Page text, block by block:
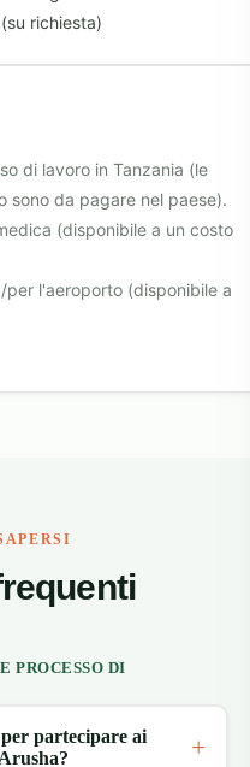
richiesta)
di lavoro in Tanzania (le
sono da pagare nel paese).
(disponibile a un costo
l'aeroporto (disponibile a
PROCESSO DI
partecipare ai